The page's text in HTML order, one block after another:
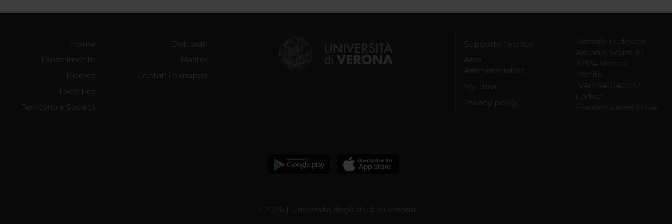
Home
Dipartimento
Ricerca
Didattica
Territorio e Società
Dottorati
Master
Contatti e mappa
Supporto tecnico
Area
Amministrativa
MyUnivr
Privacy policy
Piazzale Ludovico
Antonio Scuro 10
37124 Verona
Partita
IVA01541040232
Codice
Fiscale93009870234
© 2026 | Università degli studi di Verona